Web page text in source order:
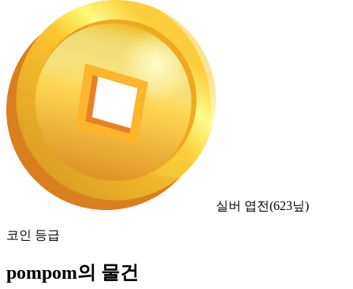
실버 엽전(623닢)
코인 등급
pompom의 물건